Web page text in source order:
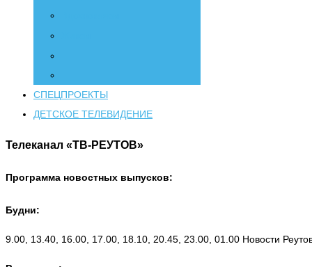
СПЕЦПРОЕКТЫ
ДЕТСКОЕ ТЕЛЕВИДЕНИЕ
Телеканал «ТВ-РЕУТОВ»
Программа новостных выпусков:
Будни:
9.00, 13.40, 16.00, 17.00, 18.10, 20.45, 23.00, 01.00 Новости